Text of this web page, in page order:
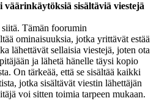
väärinkäytöksiä sisältäviä viestejä
Tämän foorumin
ominaisuuksia, jotka yrittävät estää
lähettävät sellaisia viestejä, joten ota
ja lähetä hänelle täysi kopio
On tärkeää, että se sisältää kaikki
jotka sisältävät viestin lähettäjän
voi sitten toimia tarpeen mukaan.